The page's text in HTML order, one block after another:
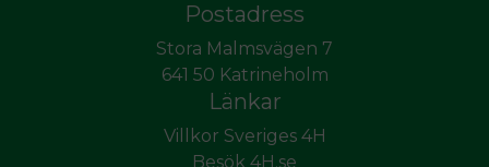
Postadress
Stora Malmsvägen 7
641 50 Katrineholm
Länkar
Villkor Sveriges 4H
Besök 4H.se